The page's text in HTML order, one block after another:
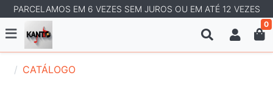
PARCELAMOS EM 6 VEZES SEM JUROS OU EM ATÉ 12 VEZES
0
CATÁLOGO